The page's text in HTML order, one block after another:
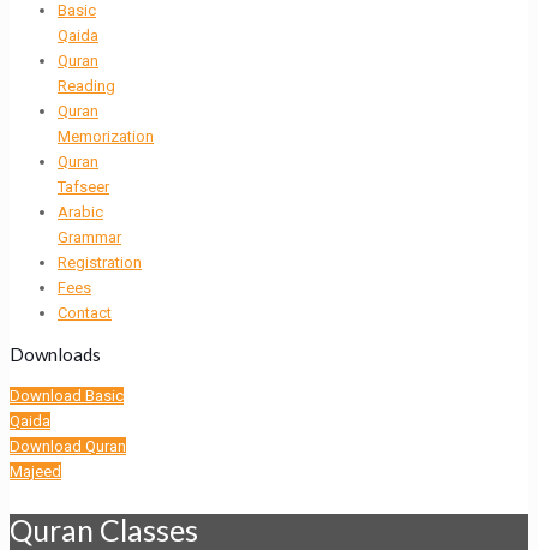
Basic
Qaida
Quran
Reading
Quran
Memorization
Quran
Tafseer
Arabic
Grammar
Registration
Fees
Contact
Downloads
Download Basic
Qaida
Download Quran
Majeed
Quran Classes